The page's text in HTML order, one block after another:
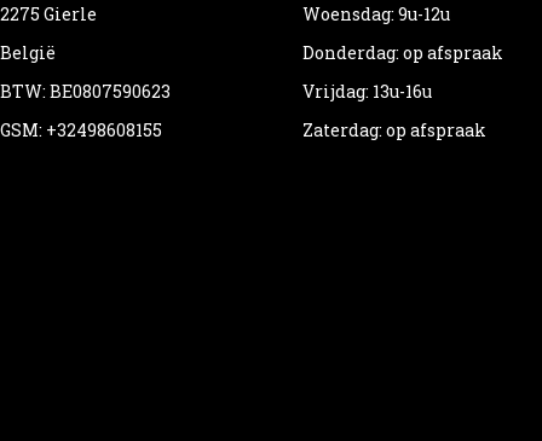
2275 Gierle
België
BTW: BE0807590623
GSM: +32498608155
Woensdag: 9u-12u
Donderdag: op afspraak
Vrijdag: 13u-16u
Zaterdag: op afspraak